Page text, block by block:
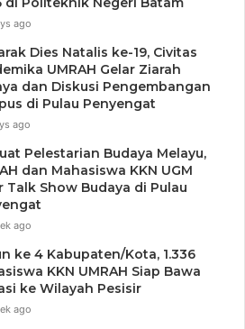
ago
Dies Natalis ke-19, Civitas
UMRAH Gelar Ziarah
dan Diskusi Pengembangan
di Pulau Penyengat
ago
Pelestarian Budaya Melayu,
dan Mahasiswa KKN UGM
Talk Show Budaya di Pulau
ago
ke 4 Kabupaten/Kota, 1.336
KKN UMRAH Siap Bawa
ke Wilayah Pesisir
ago